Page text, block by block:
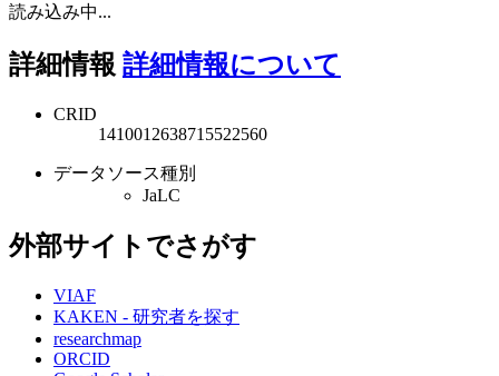
読み込み中...
詳細情報 詳細情報について
CRID
1410012638715522560
データソース種別
JaLC
外部サイトでさがす
VIAF
KAKEN - 研究者を探す
researchmap
ORCID